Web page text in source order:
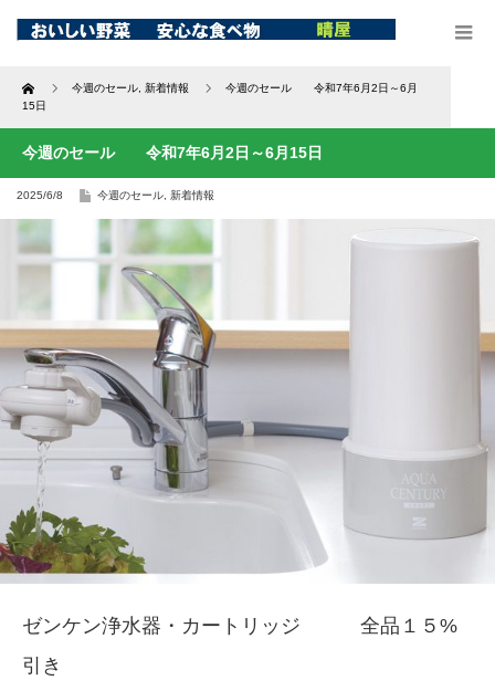
Home 今週のセール 新着情報
今週のセール 令和7年6月2日～6月
15日
今週のセール 令和7年6月2日～6月15日
2025/6/8 今週のセール 新着情報
ゼンケン浄水器・カートリッジ 全品１５%
引き